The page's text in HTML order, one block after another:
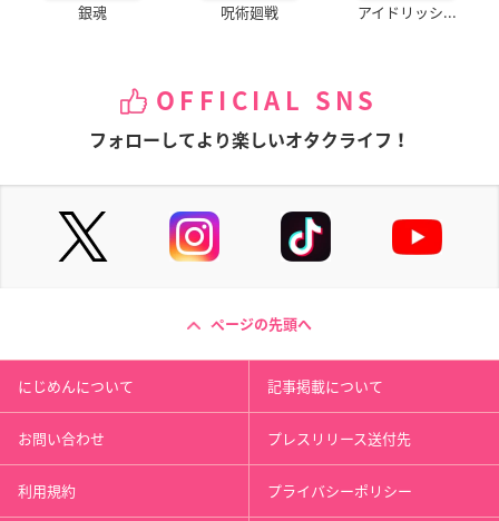
銀魂 呪術廻戦 アイドリッシ...
OFFICIAL SNS
フォローしてより楽しいオタクライフ！
ページの先頭へ
にじめんについて 記事掲載について
お問い合わせ プレスリリース送付先
利用規約 プライバシーポリシー